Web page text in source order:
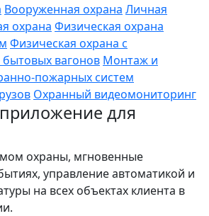
Вооруженная охрана Личная
охрана Физическая охрана
Физическая охрана с
вагонов Монтаж и
пожарных систем
Охранный видеомониторинг
для
охраны, мгновенные
управление автоматикой и
на всех объектах клиента в